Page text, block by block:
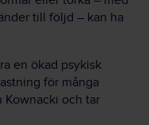
till följd – kan ha
en ökad psykisk
för många
Kownacki och tar